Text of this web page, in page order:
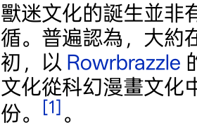
獸迷文化的誕生並非
循。普遍認為，大約
初，以 Rowrbrazzle
文化從科幻漫畫文化
份。
[1] 。